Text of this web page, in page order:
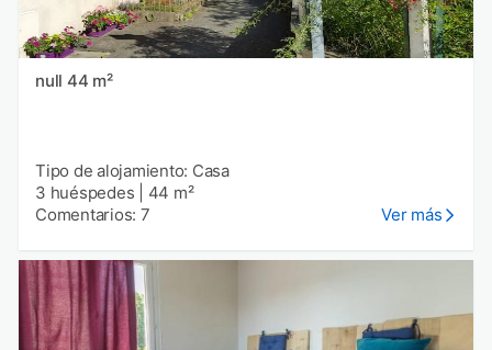
null 44 m²
Tipo de alojamiento: Casa
3 huéspedes
44 m²
Comentarios: 7
Ver más